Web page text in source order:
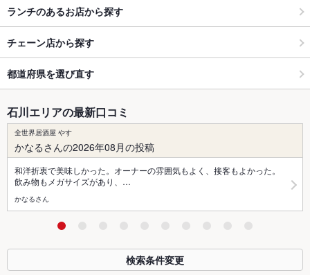
ランチのあるお店から探す
チェーン店から探す
都道府県を選び直す
石川エリアの最新口コミ
全世界居酒屋 やす
かなるさんの2026年08月の投稿
和洋折衷で美味しかった。オーナーの雰囲気もよく、接客もよかった。
飲み物もメガサイズがあり、…
かなるさん
検索条件変更